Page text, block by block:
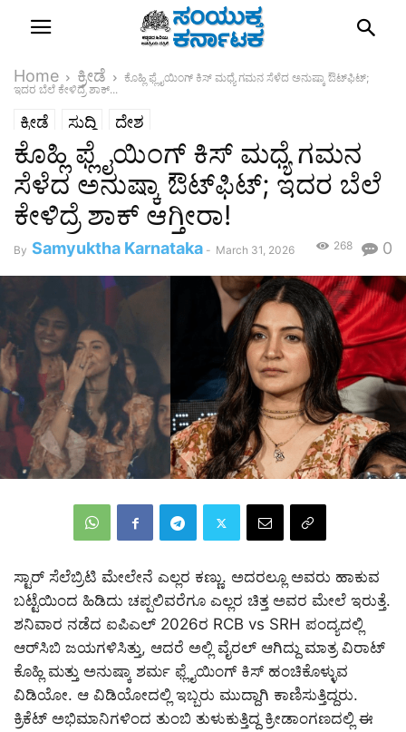
Home ಕ್ರೀಡೆ
ಕೊಹ್ಲಿ ಫ್ಲೈಯಿಂಗ್ ಕಿಸ್ ಮಧ್ಯೆ ಗಮನ ಸೆಳೆದ ಅನುಷ್ಕಾ ಔಟ್‌ಫಿಟ್;
ಇದರ ಬೆಲೆ ಕೇಳಿದ್ರೆ ಶಾಕ್...
ಕ್ರೀಡೆ ಸುದ್ದಿ ದೇಶ
ಕೊಹ್ಲಿ ಫ್ಲೈಯಿಂಗ್ ಕಿಸ್ ಮಧ್ಯೆ ಗಮನ
ಸೆಳೆದ ಅನುಷ್ಕಾ ಔಟ್‌ಫಿಟ್; ಇದರ ಬೆಲೆ
ಕೇಳಿದ್ರೆ ಶಾಕ್ ಆಗ್ತೀರಾ!
By Samyuktha Karnataka - March 31, 2026 0
268
ಸ್ಟಾರ್ ಸೆಲೆಬ್ರಿಟಿ ಮೇಲೇನೆ ಎಲ್ಲರ ಕಣ್ಣು. ಅದರಲ್ಲೂ ಅವರು ಹಾಕುವ
ಬಟ್ಟೆಯಿಂದ ಹಿಡಿದು ಚಪ್ಪಲಿವರೆಗೂ ಎಲ್ಲರ ಚಿತ್ತ ಅವರ ಮೇಲೆ ಇರುತ್ತೆ.
ಶನಿವಾರ ನಡೆದ ಐಪಿಎಲ್​ 2026ರ RCB vs SRH ಪಂದ್ಯದಲ್ಲಿ
ಆರ್​ಸಿಬಿ ಜಯಗಳಿಸಿತ್ತು, ಆದರೆ ಅಲ್ಲಿ ವೈರಲ್ ಆಗಿದ್ದು ಮಾತ್ರ ವಿರಾಟ್
ಕೊಹ್ಲಿ ಮತ್ತು ಅನುಷ್ಕಾ ಶರ್ಮ ಫ್ಲೈಯಿಂಗ್ ಕಿಸ್ ಹಂಚಿಕೊಳ್ಳುವ
ವಿಡಿಯೋ. ಆ ವಿಡಿಯೋದಲ್ಲಿ ಇಬ್ಬರು ಮುದ್ದಾಗಿ ಕಾಣಿಸುತ್ತಿದ್ದರು.
ಕ್ರಿಕೆಟ್ ಅಭಿಮಾನಿಗಳಿಂದ ತುಂಬಿ ತುಳುಕುತ್ತಿದ್ದ ಕ್ರೀಡಾಂಗಣದಲ್ಲಿ ಈ